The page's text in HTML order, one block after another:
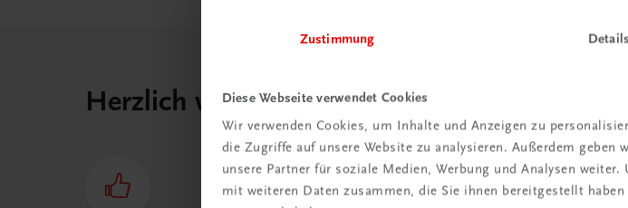
Zustimmung Details
Diese Webseite verwendet Cookies
Wir verwenden Cookies, um Inhalte und Anzeigen zu
die Zugriffe auf unsere Website zu analysieren. Außerdem
unsere Partner für soziale Medien, Werbung und Analysen
mit weiteren Daten zusammen, die Sie ihnen bereitgestellt
Herzlich willkommen bei TRAUNER!